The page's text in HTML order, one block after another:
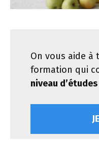
On vous aide à
formation qui
niveau d’études